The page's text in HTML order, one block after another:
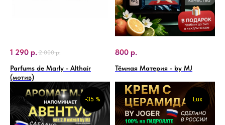
1 290 р. 2 000 р.
Parfums de Marly - Althair
(мотив)
800 р.
Тёмная Материя - by MJ
-35 % Lux